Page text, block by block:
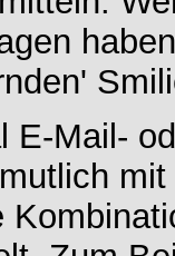
E-Mail-